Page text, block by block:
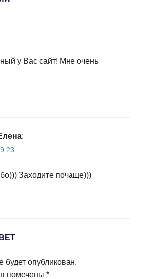
у Вас сайт! Мне очень
:
Заходите почаще)))
опубликован.
помечены *